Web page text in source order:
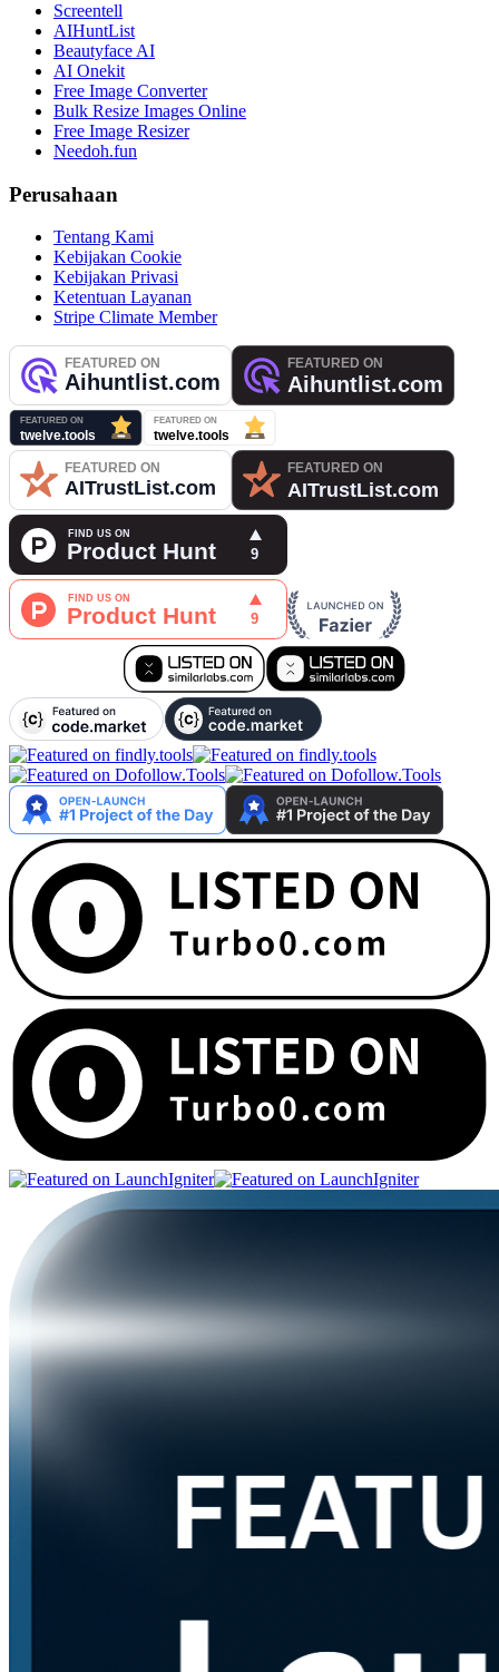
Screentell
AIHuntList
Beautyface AI
AI Onekit
Free Image Converter
Bulk Resize Images Online
Free Image Resizer
Needoh.fun
Perusahaan
Tentang Kami
Kebijakan Cookie
Kebijakan Privasi
Ketentuan Layanan
Stripe Climate Member